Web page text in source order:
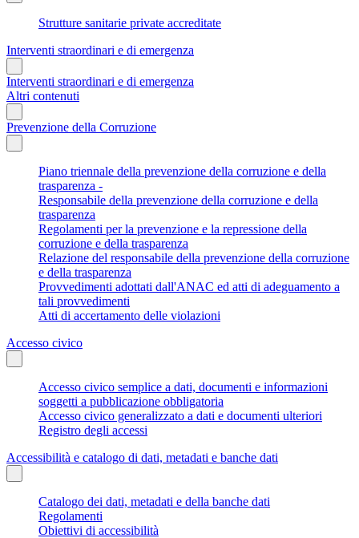
Strutture sanitarie private accreditate
Interventi straordinari e di emergenza
Interventi straordinari e di emergenza
Altri contenuti
Prevenzione della Corruzione
Piano triennale della prevenzione della corruzione e della
trasparenza -
Responsabile della prevenzione della corruzione e della
trasparenza
Regolamenti per la prevenzione e la repressione della
corruzione e della trasparenza
Relazione del responsabile della prevenzione della corruzione
e della trasparenza
Provvedimenti adottati dall'ANAC ed atti di adeguamento a
tali provvedimenti
Atti di accertamento delle violazioni
Accesso civico
Accesso civico semplice a dati, documenti e informazioni
soggetti a pubblicazione obbligatoria
Accesso civico generalizzato a dati e documenti ulteriori
Registro degli accessi
Accessibilità e catalogo di dati, metadati e banche dati
Catalogo dei dati, metadati e della banche dati
Regolamenti
Obiettivi di accessibilità